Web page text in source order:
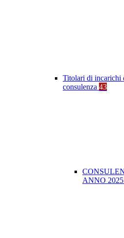
Titolari di incarichi
consulenza 43
ANNO 2025